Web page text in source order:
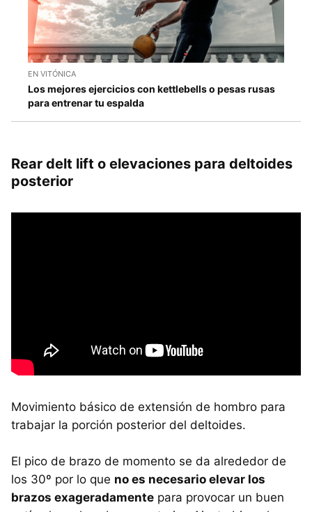
EN VITÓNICA
Los mejores ejercicios con kettlebells o pesas rusas
para entrenar tu espalda
Rear delt lift o elevaciones para deltoides
posterior
Movimiento básico de extensión de hombro para
trabajar la porción posterior del deltoides.
El pico de brazo de momento se da alrededor de
los 30º por lo que no es necesario elevar los
brazos exageradamente para provocar un buen